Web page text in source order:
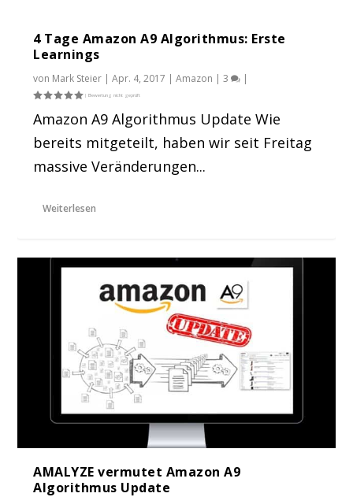
4 Tage Amazon A9 Algorithmus: Erste
Learnings
von Mark Steier |Apr. 4, 2017 |Amazon |3 |
Amazon A9 Algorithmus Update Wie
bereits mitgeteilt, haben wir seit Freitag
massive Veränderungen...
Weiterlesen
AMALYZE vermutet Amazon A9
Algorithmus Update